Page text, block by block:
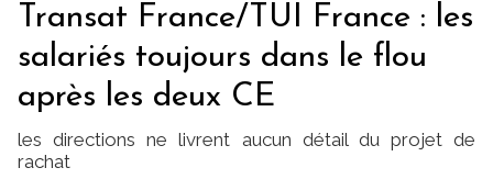
Transat France/TUI France : les
salariés toujours dans le flou
après les deux CE
les directions ne livrent aucun détail du projet de
rachat